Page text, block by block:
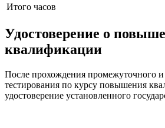
Итого часов
Удостоверение о
квалификации
После прохождения промежуточного и
тестирования по курсу повышения
удостоверение установленного